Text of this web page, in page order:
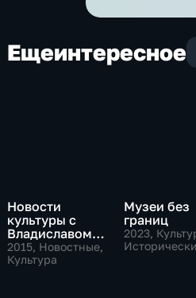
Ещеинтересное
Новости
культуры с
Владиславом
Флярковским
2015, Новостные,
Культура
Музеи без
границ
2023,